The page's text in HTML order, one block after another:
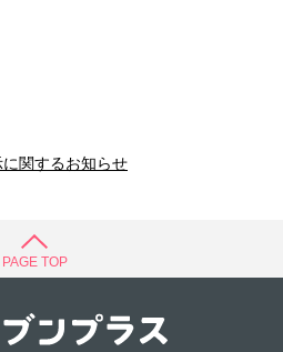
関するお知らせ
PAGE TOP